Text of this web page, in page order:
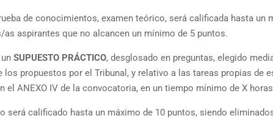
de conocimientos, examen teórico, será calificada hasta un
aspirantes que no alcancen un mínimo de 5 puntos.
SUPUESTO PRÁCTICO, desglosado en preguntas, elegido
los propuestos por el Tribunal, y relativo a las tareas propias de
el ANEXO IV de la convocatoria, en un tiempo mínimo de X
será calificado hasta un máximo de 10 puntos, siendo